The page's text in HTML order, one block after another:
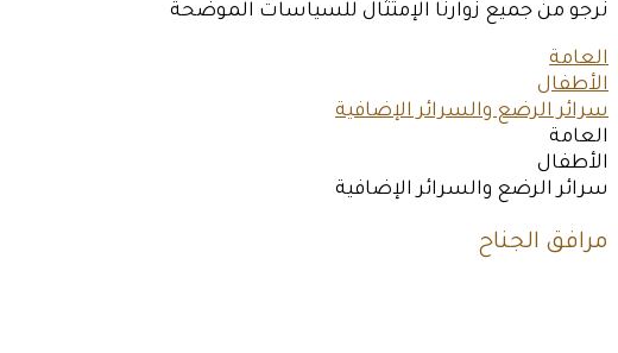
نرجو من جميع زوارنا الإمتثال للسياسات الموضحة
العامة
الأطفال
سرائر الرضع والسرائر الإضافية
العامة
الأطفال
سرائر الرضع والسرائر الإضافية
مرافق الجناح